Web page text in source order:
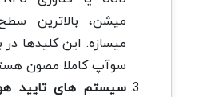
میشن، بالاترین
میسازه. این کلیدها
سوآپ کاملا مصون